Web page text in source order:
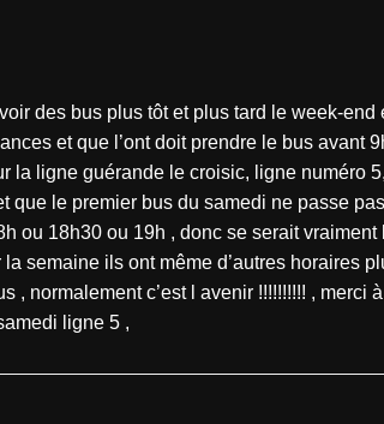
des bus plus tôt et plus tard le week-
et que l’ont doit prendre le bus avant
la ligne guérande le croisic, ligne numéro
que le premier bus du samedi ne passe
ou 18h30 ou 19h , donc se serait
semaine ils ont même d’autres horaires
, normalement c’est l avenir !!!!!!!!!! , merci
ligne 5 ,